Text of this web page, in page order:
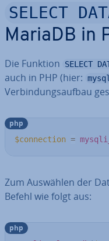
SELECT
MariaDB in
Die Funktion SELECT
auch in PHP (hier:
Ver­bin­dungs­auf­bau
$connection =
php
Zum Auswählen der
Befehl wie folgt aus:
php